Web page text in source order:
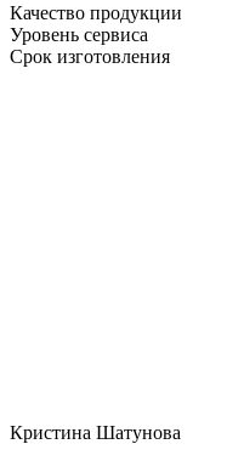
Качество продукции
Уровень сервиса
Срок изготовления
Кристина Шатунова